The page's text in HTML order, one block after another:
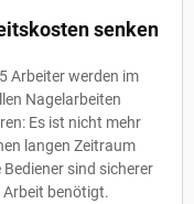
senken
Arbeiter werden im
Nagelarbeiten
Es ist nicht mehr
langen Zeitraum
sind sicherer
benötigt.